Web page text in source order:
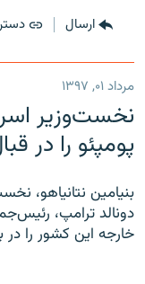
ارسال
مرداد ۰۱, ۱۳۹۷
نخست‌وزیر
پومپئو را در
بنیامین نتانیاهو،
دونالد ترامپ،
خارجه این کشور را در